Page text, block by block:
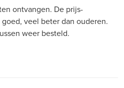
ontvangen. De prijs-
veel beter dan ouderen.
weer besteld.